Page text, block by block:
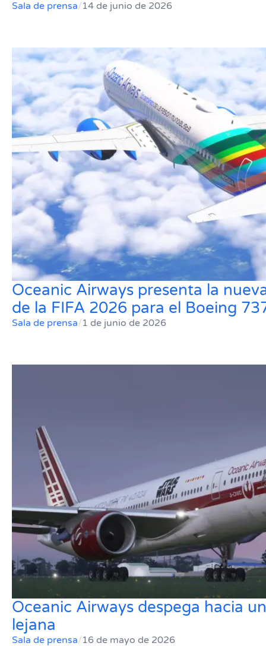
Sala de prensa/14 de junio de 2026
Oceanic Airways presenta la
de la FIFA 2026 para el Boeing
Sala de prensa/1 de junio de 2026
Oceanic Airways despega hacia
lejana
Sala de prensa/16 de mayo de 2026